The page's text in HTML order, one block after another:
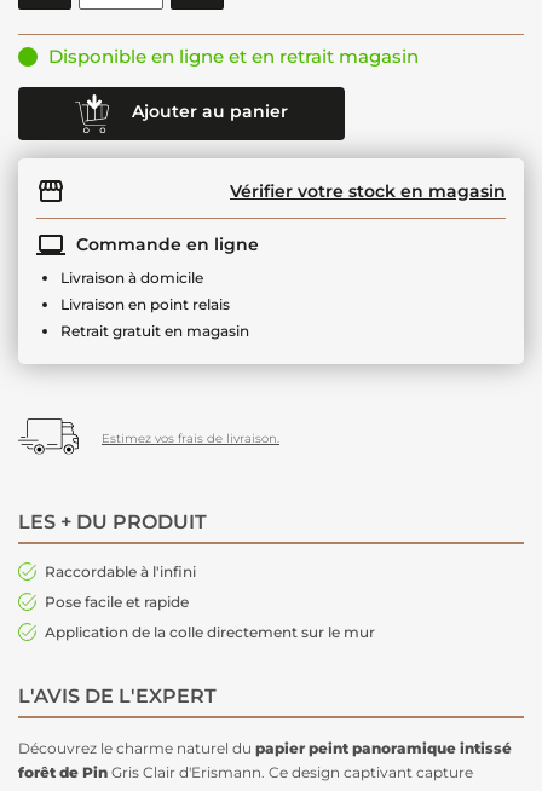
Disponible en ligne et en retrait magasin
Ajouter au panier
Vérifier votre stock en magasin
Commande en ligne
Livraison à domicile
Livraison en point relais
Retrait gratuit en magasin
Estimez vos frais de livraison.
LES + DU PRODUIT
Raccordable à l'infini
Pose facile et rapide
Application de la colle directement sur le mur
L'AVIS DE L'EXPERT
Découvrez le charme naturel du papier peint panoramique intissé
forêt de Pin Gris Clair d'Erismann. Ce design captivant capture